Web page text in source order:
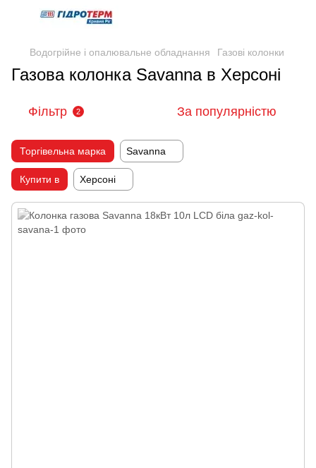
Водогрійне і опалювальне обладнання Газові колонки
Газова колонка Savanna в Херсоні
Фільтр 2 За популярністю
Торгівельна марка Savanna
Купити в Херсоні